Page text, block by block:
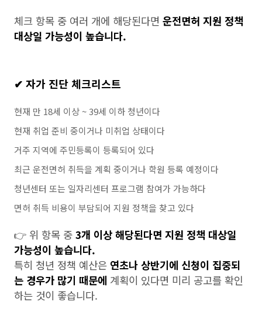
체크 항목 중 여러 개에 해당된다면 운전면허 지원 정책
대상일 가능성이 높습니다.
✔ 자가 진단 체크리스트
현재 만 18세 이상 ~ 39세 이하 청년이다
현재 취업 준비 중이거나 미취업 상태이다
거주 지역에 주민등록이 등록되어 있다
최근 운전면허 취득을 계획 중이거나 학원 등록 예정이다
청년센터 또는 일자리센터 프로그램 참여가 가능하다
면허 취득 비용이 부담되어 지원 정책을 찾고 있다
👉 위 항목 중 3개 이상 해당된다면 지원 정책 대상일
가능성이 높습니다.
특히 청년 정책 예산은 연초나 상반기에 신청이 집중되
는 경우가 많기 때문에 계획이 있다면 미리 공고를 확인
하는 것이 좋습니다.